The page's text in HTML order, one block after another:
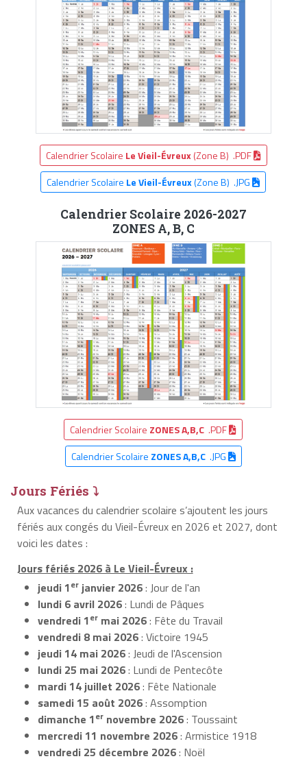
Calendrier Scolaire Le Vieil-Évreux(Zone B) .PDF
Calendrier Scolaire Le Vieil-Évreux(Zone B) .JPG
Calendrier Scolaire 2026-2027
ZONES A, B, C
Calendrier Scolaire ZONES A,B,C .PDF
Calendrier Scolaire ZONES A,B,C.JPG
Jours Fériés ⤵
Aux vacances du calendrier scolaire s’ajoutent les jours
fériés aux congés du Vieil-Évreux en 2026 et 2027, dont
voici les dates :
Jours fériés 2026 à Le Vieil-Évreux :
jeudi 1er janvier 2026: Jour de l'an
lundi 6 avril 2026: Lundi de Pâques
vendredi 1er mai 2026: Fête du Travail
vendredi 8 mai 2026: Victoire 1945
jeudi 14 mai 2026: Jeudi de l'Ascension
lundi 25 mai 2026: Lundi de Pentecôte
mardi 14 juillet 2026: Fête Nationale
samedi 15 août 2026: Assomption
dimanche 1er novembre 2026: Toussaint
mercredi 11 novembre 2026: Armistice 1918
vendredi 25 décembre 2026: Noël